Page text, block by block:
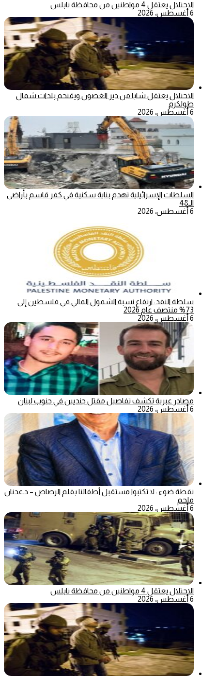
الاحتلال يعتقل 4 مواطنين من محافظة نابلس
6 أغسطس، 2026
الاحتلال يعتقل شابا من دير الغصون ويقتحم بلدات شمال
طولكرم
6 أغسطس، 2026
السلطات الإسرائيلية تهدم بناية سكنية في كفر قاسم بأراضي
الـ48
6 أغسطس، 2026
سلطة النقد: ارتفاع نسبة الشمول المالي في فلسطين إلى
73% منتصف عام 2026
6 أغسطس، 2026
مصادر عبرية تكشف تفاصيل مقتل جنديين في جنوب لبنان
6 أغسطس، 2026
نقطة ضوء : لا تكتبوا مستقبل أطفالنا بقلم الرصاص – د.عدنان
ملحم
6 أغسطس، 2026
الاحتلال يعتقل 4 مواطنين من محافظة نابلس
6 أغسطس، 2026